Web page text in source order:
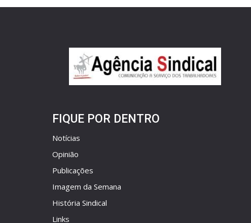
FIQUE POR DENTRO
Notícias
Opinião
Publicações
Imagem da Semana
História Sindical
Links